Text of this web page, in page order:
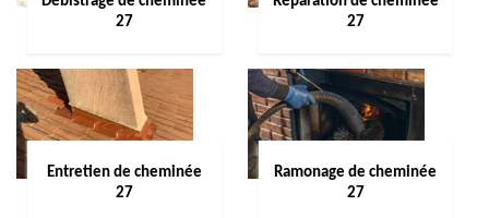
27
27
Entretien de cheminée
27
Ramonage de cheminée
27